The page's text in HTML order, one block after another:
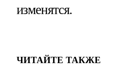
изменятся.
ЧИТАЙТЕ ТАКЖЕ